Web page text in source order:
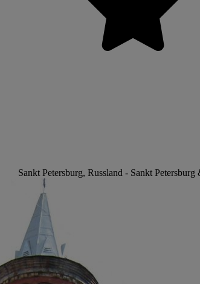
Sankt Petersburg, Russland - Sankt